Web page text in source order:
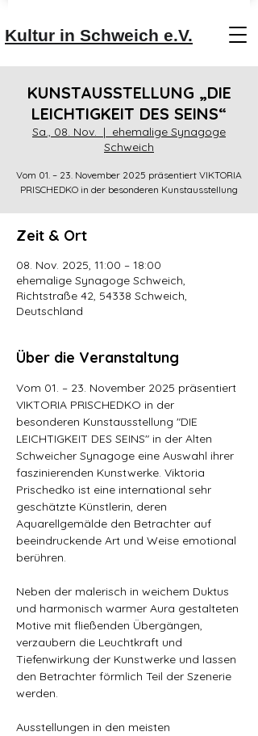
Kultur in Schweich e.V.
KUNSTAUSSTELLUNG „DIE
LEICHTIGKEIT DES SEINS“
Sa., 08. Nov.
  |
ehemalige Synagoge
Schweich
Vom 01. – 23. November 2025 präsentiert VIKTORIA
PRISCHEDKO in der besonderen Kunstausstellung
Zeit & Ort
08. Nov. 2025, 11:00 – 18:00
ehemalige Synagoge Schweich,
Richtstraße 42, 54338 Schweich,
Deutschland
Über die Veranstaltung
Vom 01. – 23. November 2025 präsentiert
VIKTORIA PRISCHEDKO in der
besonderen Kunstausstellung "DIE
LEICHTIGKEIT DES SEINS" in der Alten
Schweicher Synagoge eine Auswahl ihrer
faszinierenden Kunstwerke. Viktoria
Prischedko ist eine international sehr
geschätzte Künstlerin, deren
Aquarellgemälde den Betrachter auf
beeindruckende Art und Weise emotional
berühren.
Neben der malerisch in weichem Duktus
und harmonisch warmer Aura gestalteten
Motive mit fließenden Übergängen,
verzaubern die Leuchtkraft und
Tiefenwirkung der Kunstwerke und lassen
den Betrachter förmlich Teil der Szenerie
werden.
Ausstellungen in den meisten